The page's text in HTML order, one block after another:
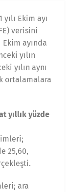
Ekim ayı
verisini
Ekim ayında
yılın
yılın aynı
ortalamalara
yıllık yüzde
25,60,
ara